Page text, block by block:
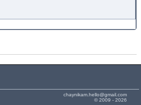
chaynikam.hello@gmail.com
© 2009 - 2026